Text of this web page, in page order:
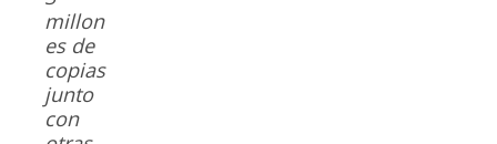
millon
es de
copias
junto
con